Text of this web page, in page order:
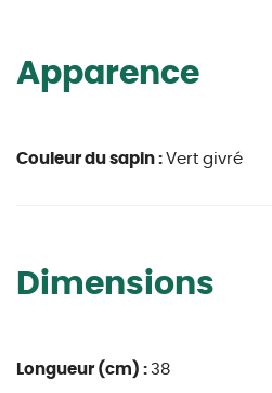
Apparence
Couleur du sapin : Vert givré
Dimensions
Longueur (cm) : 38